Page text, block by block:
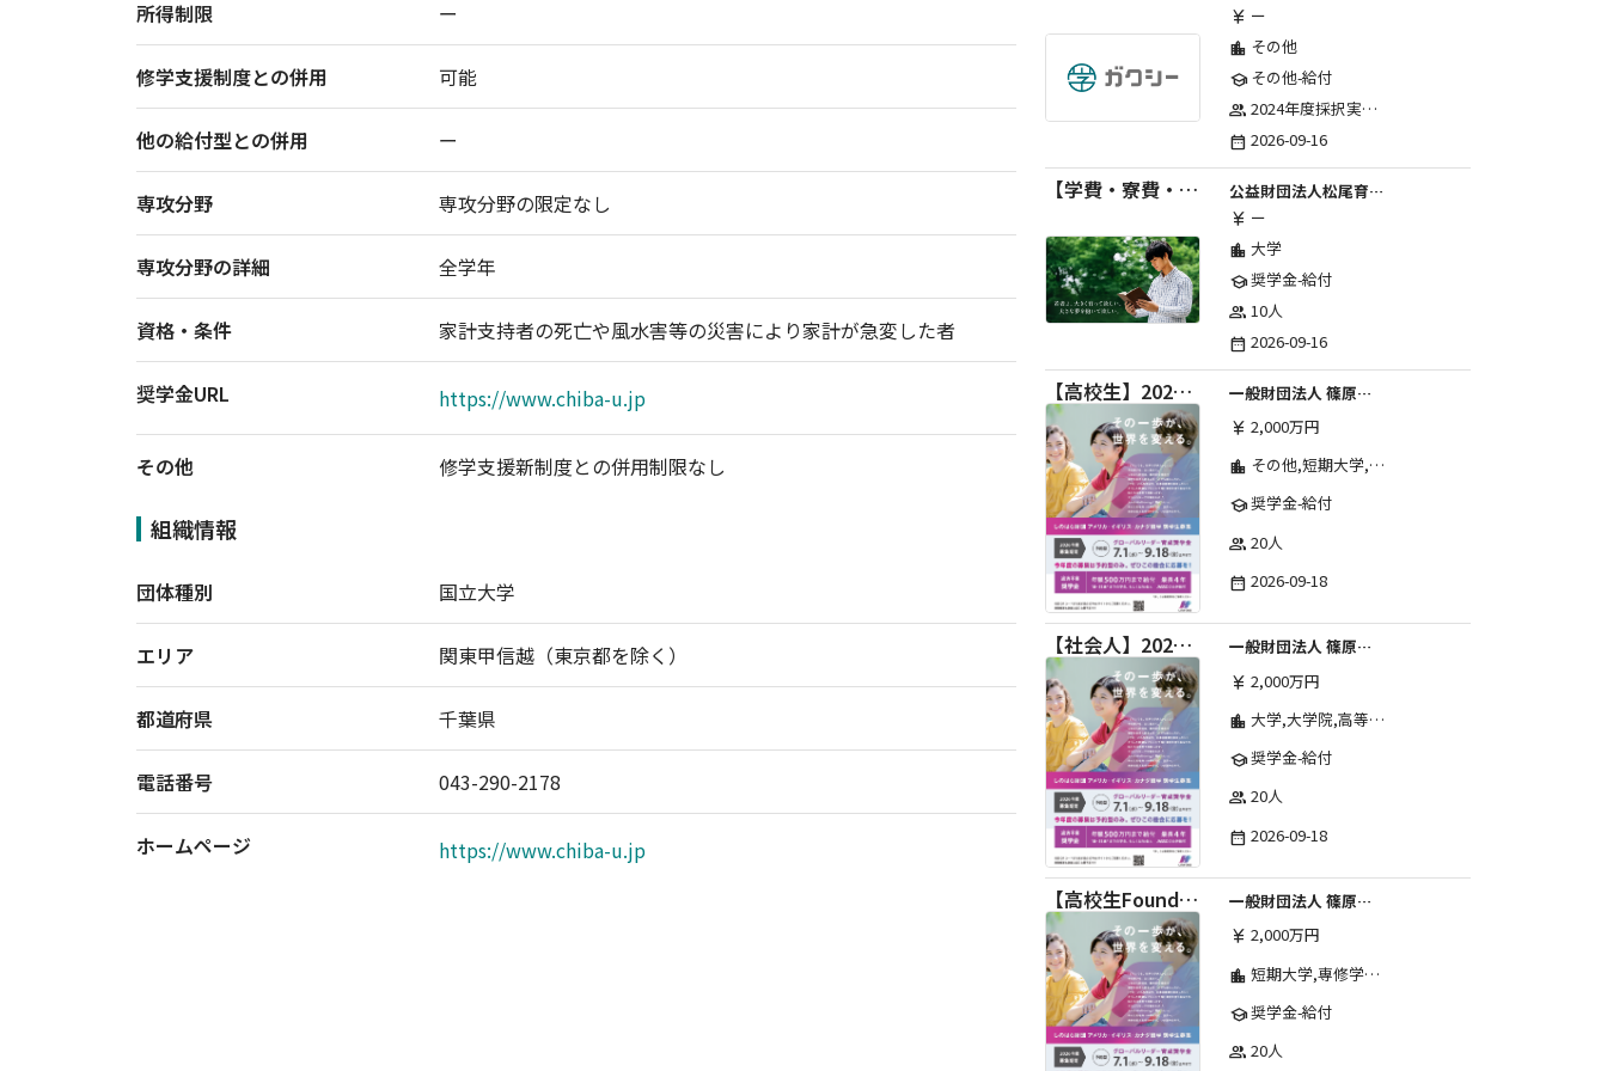
所得制限 ー
修学支援制度との併用 可能
他の給付型との併用 ー
専攻分野 専攻分野の限定なし
専攻分野の詳細 全学年
資格・条件 家計支持者の死亡や風水害等の災害により家計が急変した者
奨学金URL https://www.chiba-u.jp
その他 修学支援新制度との併用制限なし
組織情報
団体種別 国立大学
エリア 関東甲信越（東京都を除く）
都道府県 千葉県
電話番号 043-290-2178
ホームページ https://www.chiba-u.jp
currency_yen ー
location_city その他
schoolその他-給付
group 2024年度採択実績：107事業（前期45・後期62）、2025年度採択実績：103事業（前期48・後期55）、2026年度採択実績：97事業 ※2026年度より、前期・後期の区分を廃止し、年1回の申請受付となりました。
date_range 2026-09-16
【学費・寮費・交通費給付】2027年度第71期育英生募集
公益財団法人松尾育英会
currency_yen ー
location_city 大学
school奨学金-給付
group 10人
date_range 2026-09-16
【高校生】2026年度 しのはら財団 アメリカ・イギリス・カナダ英語留学奨学金
一般財団法人 篠原欣子記念財団 (海外留学奨学金グループ)
currency_yen 2,000万円
location_city その他,短期大学,専修学校,高等専門学校,高等学校,大学院,大学
school奨学金-給付
group 20人
date_range 2026-09-18
【社会人】2026年度 しのはら財団 アメリカ・イギリス・カナダ英語留学奨学金
一般財団法人 篠原欣子記念財団 (海外留学奨学金グループ)
currency_yen 2,000万円
location_city 大学,大学院,高等学校,その他,高等専門学校,専修学校,短期大学
school奨学金-給付
group 20人
date_range 2026-09-18
【高校生Foundation Course 】2026年度 しのはら財団 アメリカ・イギリス・カナダ英語留学奨学金
一般財団法人 篠原欣子記念財団 (海外留学奨学金グループ)
currency_yen 2,000万円
location_city 短期大学,専修学校,高等専門学校,その他,高等学校,大学院,大学
school奨学金-給付
group 20人